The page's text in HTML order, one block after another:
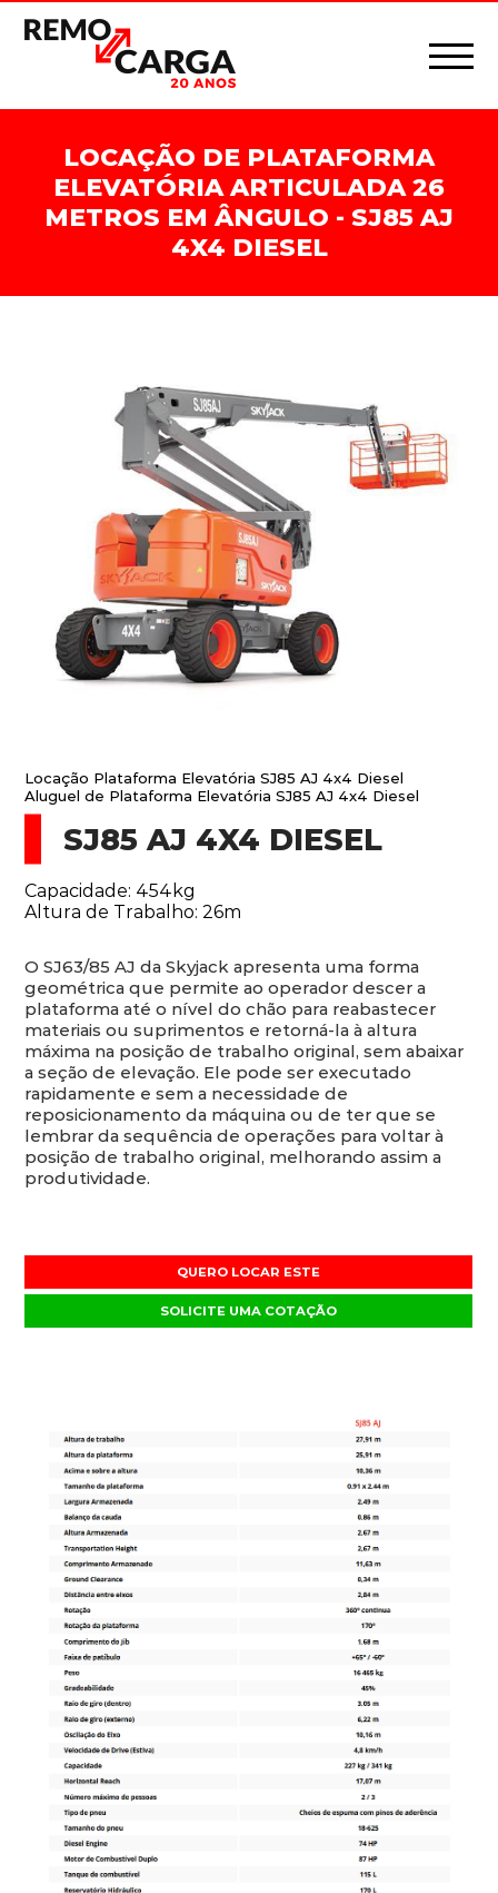
LOCAÇÃO DE PLATAFORMA
ELEVATÓRIA ARTICULADA 26
METROS EM ÂNGULO - SJ85 AJ
4X4 DIESEL
Locação Plataforma Elevatória SJ85 AJ 4x4 Diesel
Aluguel de Plataforma Elevatória SJ85 AJ 4x4 Diesel
SJ85 AJ 4X4 DIESEL
Capacidade: 454kg
Altura de Trabalho: 26m
O SJ63/85 AJ da Skyjack apresenta uma forma
geométrica que permite ao operador descer a
plataforma até o nível do chão para reabastecer
materiais ou suprimentos e retorná-la à altura
máxima na posição de trabalho original, sem abaixar
a seção de elevação. Ele pode ser executado
rapidamente e sem a necessidade de
reposicionamento da máquina ou de ter que se
lembrar da sequência de operações para voltar à
posição de trabalho original, melhorando assim a
produtividade.
QUERO LOCAR ESTE
SOLICITE UMA COTAÇÃO